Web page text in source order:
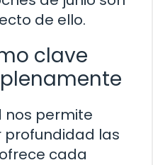
de ello.
clave
nos permite
las
cada